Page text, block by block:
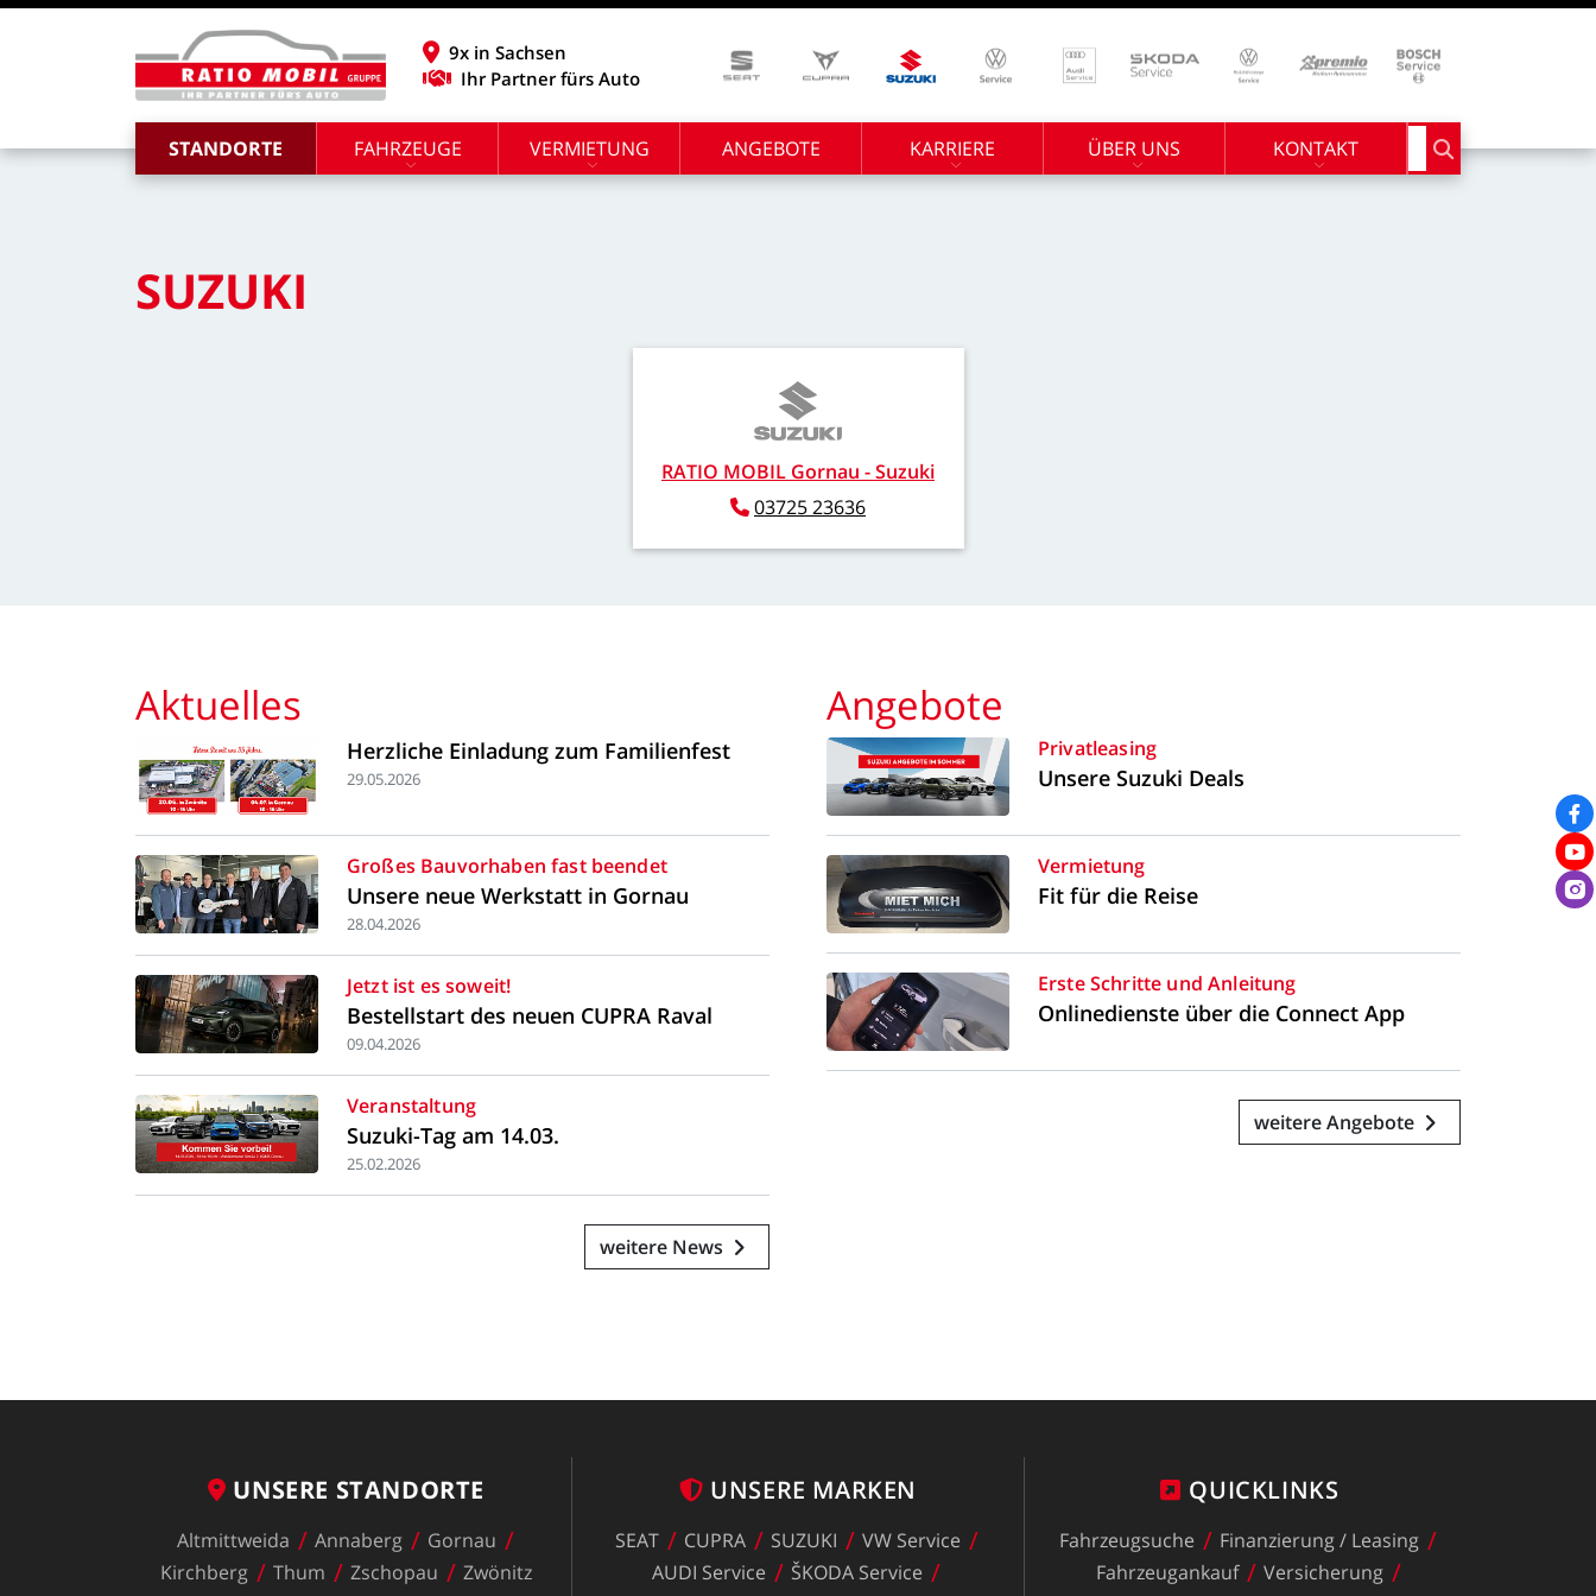
9x in Sachsen
Ihr Partner fürs Auto
STANDORTE FAHRZEUGE VERMIETUNG ANGEBOTE KARRIERE ÜBER UNS KONTAKT Suchbegriff
SUZUKI
RATIO MOBIL Gornau -Suzuki
Telefon:
0372523636
Aktuelles
Herzliche Einladung zum Familienfest
29.05.2026
Großes Bauvorhaben fast beendet
Unsere neue Werkstatt in Gornau
28.04.2026
Jetzt ist es soweit!
Bestellstart des neuen CUPRA Raval
09.04.2026
Veranstaltung
Suzuki-Tag am 14.03.
25.02.2026
weitere News
Angebote
Privatleasing
Unsere Suzuki Deals
Vermietung
Fit für die Reise
ErsteSchritte und Anleitung
Onlinedienste über die Connect App
weitere Angebote
UNSERE STANDORTE
Altmittweida Annaberg
Gornau
Kirchberg
Thum Zschopau Zwönitz
UNSERE MARKEN
SEAT CUPRA SUZUKI VW Service
AUDI Service ŠKODA Service
QUICKLINKS
Fahrzeugsuche Finanzierung/ Leasing
Fahrzeugankauf
Versicherung